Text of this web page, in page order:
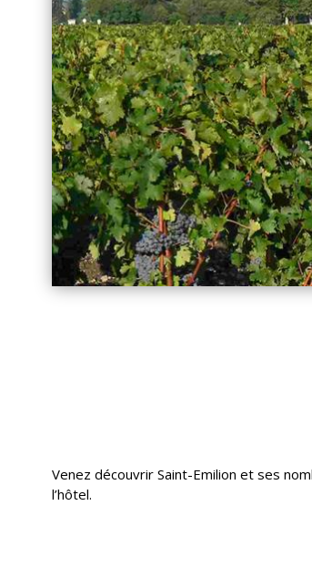
Venez découvrir Saint-Emilion et ses
l’hôtel.